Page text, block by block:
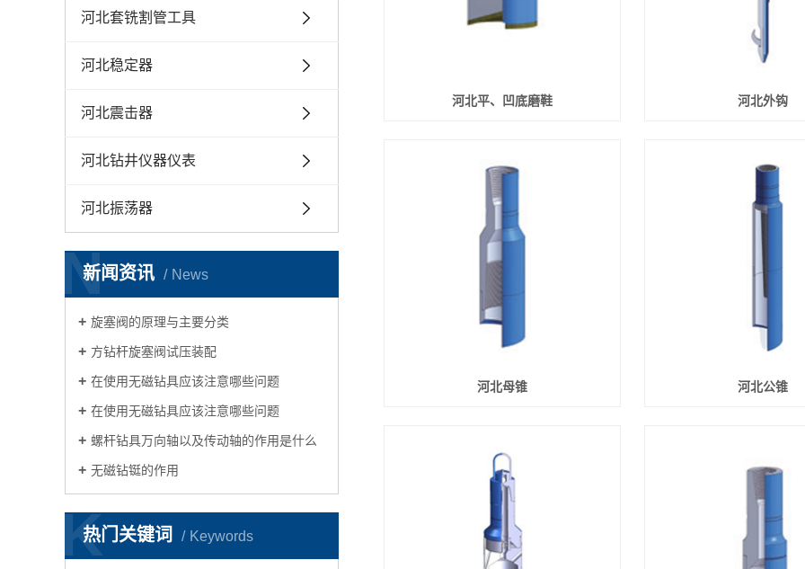
河北套铣割管工具
河北稳定器
河北震击器
河北钻井仪器仪表
河北振荡器
新闻资讯 News
N
旋塞阀的原理与主要分类
方钻杆旋塞阀试压装配
在使用无磁钻具应该注意哪些问题
在使用无磁钻具应该注意哪些问题
螺杆钻具万向轴以及传动轴的作用是什么
无磁钻铤的作用
热门关键词 Keywords
K
河北平、凹底磨鞋 河北外钩
河北母锥 河北公锥